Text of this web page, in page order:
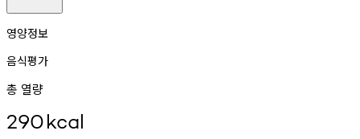
영양정보
음식평가
총 열량
290kcal